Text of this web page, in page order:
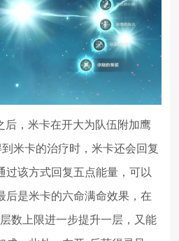
后，米卡在开大为队伍附加鹰
米卡的治疗时，米卡还会回复
过该方式回复五点能量，可以
后是米卡的六命满命效果，在
数上限进一步提升一层，又能